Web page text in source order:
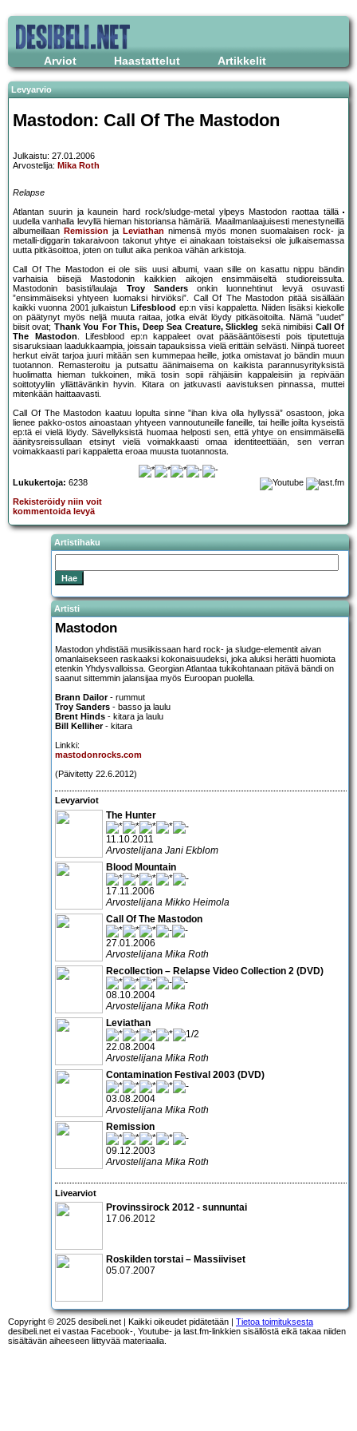
Arviot Haastattelut Artikkelit
Levyarvio
Mastodon: Call Of The Mastodon
Julkaistu: 27.01.2006
Arvostelija: Mika Roth
Relapse
Atlantan suurin ja kaunein hard rock/sludge-metal ylpeys Mastodon raottaa tällä
uudella vanhalla levyllä hieman historiansa hämäriä. Maailmanlaajuisesti menestyneillä
albumeillaan Remission ja Leviathan nimensä myös monen suomalaisen rock- ja
metalli-diggarin takaraivoon takonut yhtye ei ainakaan toistaiseksi ole julkaisemassa
uutta pitkäsoittoa, joten on tullut aika penkoa vähän arkistoja.
Call Of The Mastodon ei ole siis uusi albumi, vaan sille on kasattu nippu bändin
varhaisia biisejä Mastodonin kaikkien aikojen ensimmäiseltä studioreissulta.
Mastodonin basisti/laulaja Troy Sandersonkin luonnehtinut levyä osuvasti
”ensimmäiseksi yhtyeen luomaksi hirviöksi”. Call Of The Mastodon pitää sisällään
kaikki vuonna 2001 julkaistun Lifesblood ep:n viisi kappaletta. Niiden lisäksi kiekolle
on päätynyt myös neljä muuta raitaa, jotka eivät löydy pitkäsoitoilta. Nämä ”uudet”
biisit ovat; Thank You For This, Deep Sea Creature, Slickleg sekä nimibiisi Call Of
The Mastodon. Lifesblood ep:n kappaleet ovat pääsääntöisesti pois tiputettuja
sisaruksiaan laadukkaampia, joissain tapauksissa vielä erittäin selvästi. Niinpä tuoreet
herkut eivät tarjoa juuri mitään sen kummepaa heille, jotka omistavat jo bändin muun
tuotannon. Remasteroitu ja putsattu äänimaisema on kaikista parannusyrityksistä
huolimatta hieman tukkoinen, mikä tosin sopii rähjäisiin kappaleisiin ja repivään
soittotyyliin yllättävänkin hyvin. Kitara on jatkuvasti aavistuksen pinnassa, muttei
mitenkään haittaavasti.
Call Of The Mastodon kaatuu lopulta sinne ”ihan kiva olla hyllyssä” osastoon, joka
lienee pakko-ostos ainoastaan yhtyeen vannoutuneille faneille, tai heille joilta kyseistä
ep:tä ei vielä löydy. Sävellyksistä huomaa helposti sen, että yhtye on ensimmäisellä
äänitysreissullaan etsinyt vielä voimakkaasti omaa identiteettiään, sen verran
voimakkaasti pari kappaletta eroaa muusta tuotannosta.
Lukukertoja: 6238
Rekisteröidy niin voit
kommentoida levyä
Artistihaku
Artisti
Mastodon
Mastodon yhdistää musiikissaan hard rock- ja sludge-elementit aivan
omanlaisekseen raskaaksi kokonaisuudeksi, joka aluksi herätti huomiota
etenkin Yhdysvalloissa. Georgian Atlantaa tukikohtanaan pitävä bändi on
saanut sittemmin jalansijaa myös Euroopan puolella.
Brann Dailor- rummut
Troy Sanders - basso ja laulu
Brent Hinds - kitara ja laulu
Bill Kelliher- kitara
Linkki:
mastodonrocks.com
(Päivitetty 22.6.2012)
Levyarviot
The Hunter
11.10.2011
Arvostelijana Jani Ekblom
Blood Mountain
17.11.2006
Arvostelijana Mikko Heimola
Call Of The Mastodon
27.01.2006
Arvostelijana Mika Roth
Recollection – Relapse Video Collection 2 (DVD)
08.10.2004
Arvostelijana Mika Roth
Leviathan
22.08.2004
Arvostelijana Mika Roth
Contamination Festival 2003 (DVD)
03.08.2004
Arvostelijana Mika Roth
Remission
09.12.2003
Arvostelijana Mika Roth
Livearviot
Provinssirock 2012 - sunnuntai
17.06.2012
Roskilden torstai – Massiiviset
05.07.2007
Copyright © 2025 desibeli.net | Kaikki oikeudet pidätetään | Tietoa toimituksesta
desibeli.net ei vastaa Facebook-, Youtube- ja last.fm-linkkien sisällöstä eikä takaa niiden
sisältävän aiheeseen liittyvää materiaalia.